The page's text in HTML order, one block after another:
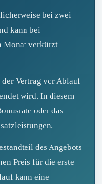
bei zwei
kann bei
Monat verkürzt
Vertrag vor Ablauf
wird. In diesem
oder das
des Angebots
Preis für die erste
kann eine